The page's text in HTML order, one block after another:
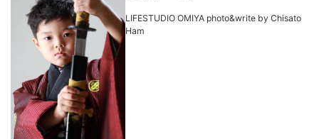
LIFESTUDIO OMIYA photo&write by Chisato
Ham